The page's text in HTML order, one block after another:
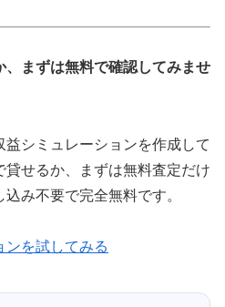
、まずは無料で確認してみませ
益シミュレーションを作成して
せるか、まずは無料査定だけ
み不要で完全無料です。
ンを試してみる